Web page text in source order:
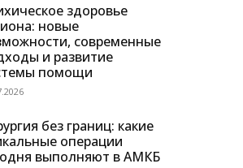
здоровье
новые
современные
и развитие
помощи
без границ: какие
операции
выполняют в АМКБ